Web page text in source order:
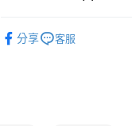
完成交易。
4.訂單成立30分鐘內，如未
消。如遇「轉專審核」未通
全家取貨付款
分享
客服